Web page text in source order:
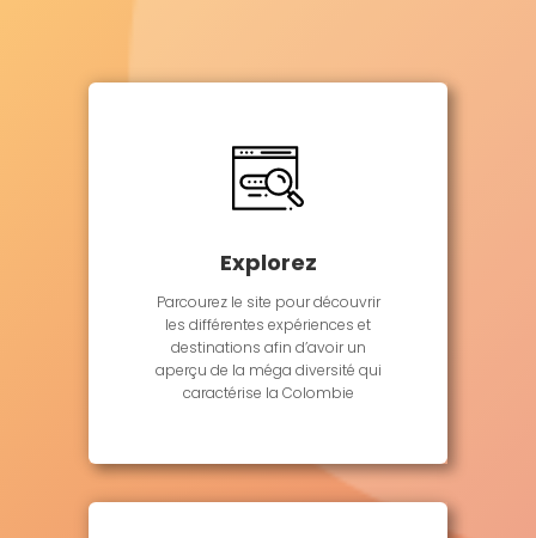
Explorez
Parcourez le site pour découvrir
les différentes expériences et
destinations afin d’avoir un
aperçu de la méga diversité qui
caractérise la Colombie